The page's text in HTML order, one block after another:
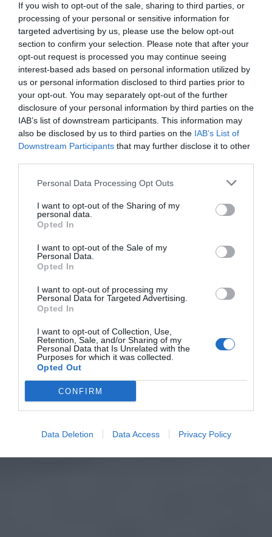
If you wish to opt-out of the sale, sharing to third parties, or
processing of your personal or sensitive information for
targeted advertising by us, please use the below opt-out
section to confirm your selection. Please note that after your
opt-out request is processed you may continue seeing
interest-based ads based on personal information utilized by
us or personal information disclosed to third parties prior to
your opt-out. You may separately opt-out of the further
disclosure of your personal information by third parties on the
IAB’s list of downstream participants. This information may
also be disclosed by us to third parties on the IAB’s List of
Downstream Participants that may further disclose it to other
Personal Data Processing Opt Outs
I want to opt-out of the Sharing of my
personal data.
Opted In
I want to opt-out of the Sale of my
Personal Data.
Opted In
I want to opt-out of processing my
Personal Data for Targeted Advertising.
Opted In
I want to opt-out of Collection, Use,
Retention, Sale, and/or Sharing of my
Personal Data that Is Unrelated with the
Purposes for which it was collected.
Opted Out
CONFIRM
Data Deletion Data Access Privacy Policy